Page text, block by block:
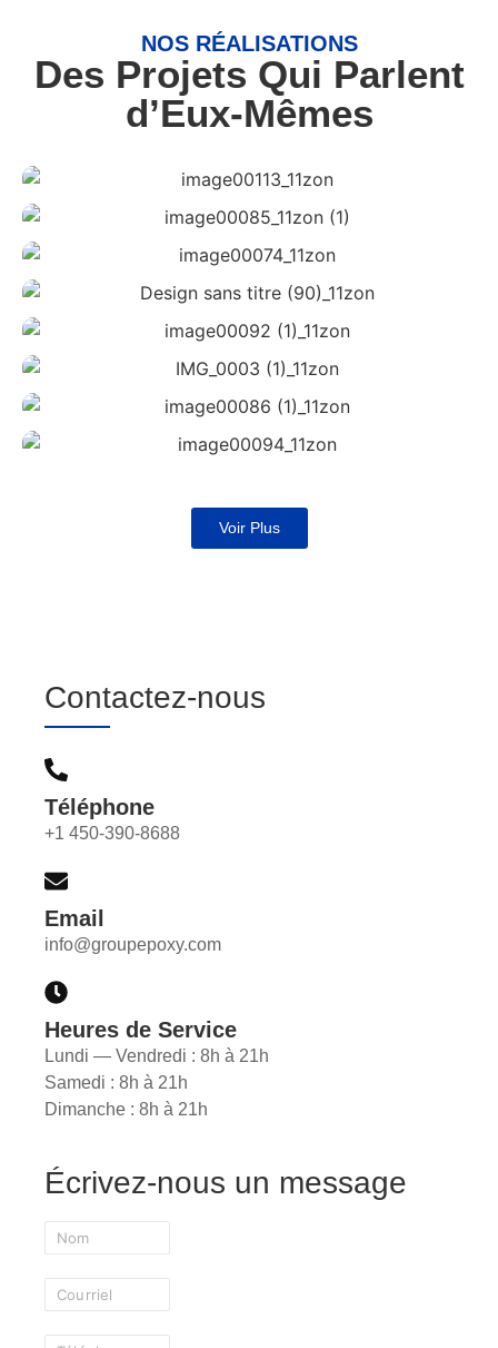
NOS RÉALISATIONS
Des Projets Qui Parlent
d’Eux-Mêmes
Voir Plus
Contactez-nous
Téléphone
+1 450-390-8688
Email
info@groupepoxy.com
Heures de Service
Lundi — Vendredi : 8h à 21h
Samedi : 8h à 21h
Dimanche : 8h à 21h
Écrivez-nous un message